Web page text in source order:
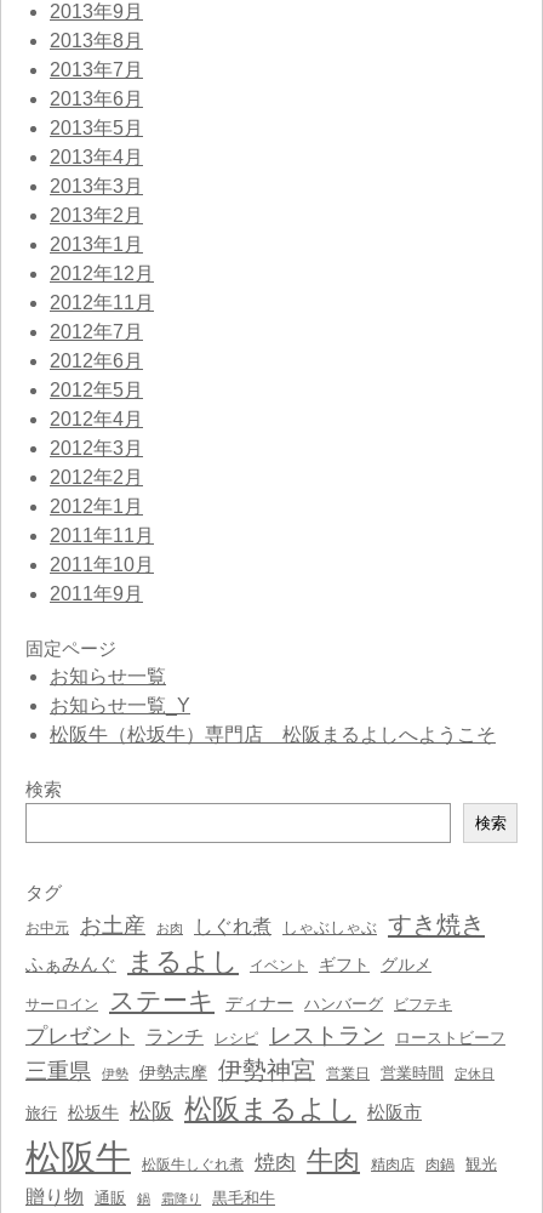
2013年9月
2013年8月
2013年7月
2013年6月
2013年5月
2013年4月
2013年3月
2013年2月
2013年1月
2012年12月
2012年11月
2012年7月
2012年6月
2012年5月
2012年4月
2012年3月
2012年2月
2012年1月
2011年11月
2011年10月
2011年9月
固定ページ
お知らせ一覧
お知らせ一覧_Y
松阪牛（松坂牛）専門店 松阪まるよしへようこそ
検索
索
検索
タグ
お中元 お土産 お肉 しぐれ煮 しゃぶしゃぶ すき焼き
ふぁみんぐ まるよし イベント ギフト グルメ
サーロイン ステーキ ディナー ハンバーグ ビフテキ
プレゼント ランチ レシピ レストラン ローストビーフ
三重県 伊勢 伊勢志摩 伊勢神宮 営業日 営業時間 定休日
旅行 松坂牛 松阪 松阪まるよし 松阪市
松阪牛 松阪牛しぐれ煮 焼肉 牛肉 精肉店 肉鍋 観光
贈り物 通販 鍋 霜降り 黒毛和牛